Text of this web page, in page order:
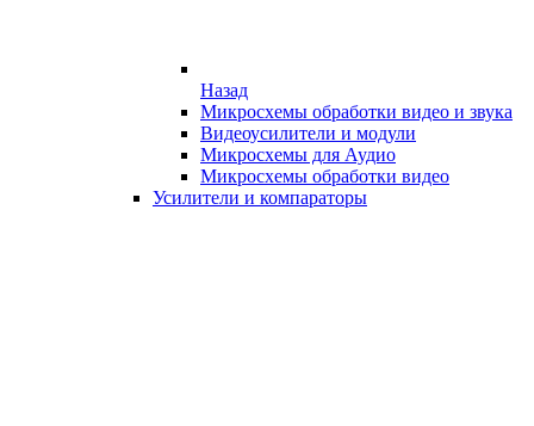
Назад
Микросхемы обработки видео и звука
Видеоусилители и модули
Микросхемы для Аудио
Микросхемы обработки видео
Усилители и компараторы